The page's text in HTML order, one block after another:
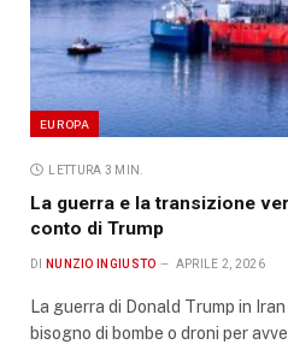
EUROPA
LETTURA 3 MIN.
La guerra e la transizione
conto di Trump
DI NUNZIO INGIUSTO APRILE 2, 2026
La guerra di Donald Trump in
bisogno di bombe o droni per